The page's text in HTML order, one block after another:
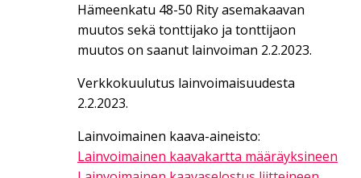
Hämeenkatu 48-50 Rity asemakaavan
muutos sekä tonttijako ja tonttijaon
muutos on saanut lainvoiman 2.2.2023.
Verkkokuulutus lainvoimaisuudesta
2.2.2023.
Lainvoimainen kaava-aineisto:
Lainvoimainen kaavakartta määräyksineen